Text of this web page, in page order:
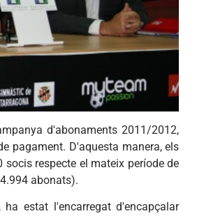
d'abonaments 2011/2012,
pagament. D'aquesta manera, els
respecte el mateix període de
abonats).
estat l'encarregat d'encapçalar